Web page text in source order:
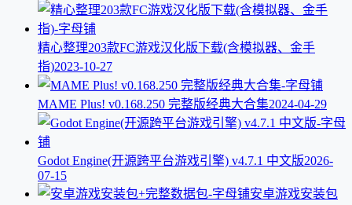
精心整理203款FC游戏汉化版下载(含模拟器、金手
指)2023-10-27
MAME Plus! v0.168.250 完整版经典大合集2024-04-29
Godot Engine(开源跨平台游戏引擎) v4.7.1 中文版2026-
07-15
安卓游戏安装包